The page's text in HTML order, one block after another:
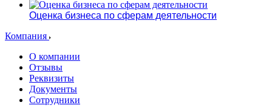
Оценка бизнеса по сферам деятельности
Компания
О компании
Отзывы
Реквизиты
Документы
Сотрудники